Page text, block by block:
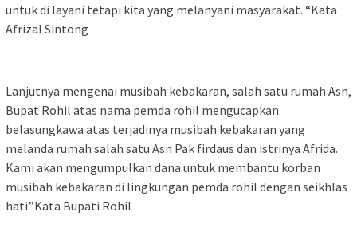
untuk di layani tetapi kita yang melanyani masyarakat. “Kata
Afrizal Sintong
Lanjutnya mengenai musibah kebakaran, salah satu rumah Asn,
Bupat Rohil atas nama pemda rohil mengucapkan
belasungkawa atas terjadinya musibah kebakaran yang
melanda rumah salah satu Asn Pak firdaus dan istrinya Afrida.
Kami akan mengumpulkan dana untuk membantu korban
musibah kebakaran di lingkungan pemda rohil dengan seikhlas
hati.”Kata Bupati Rohil